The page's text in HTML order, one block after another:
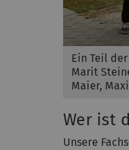
Ein Teil
Marit
Maier,
Wer ist
Unsere